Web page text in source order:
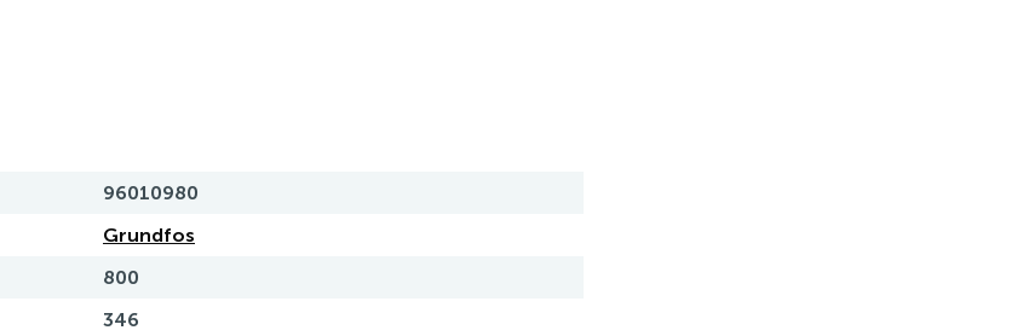
96010980
Grundfos
800
346